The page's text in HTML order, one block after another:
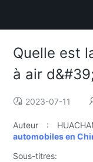
Quelle est
à air
2023-07-11
Auteur :
automobiles en
Sous-titres: